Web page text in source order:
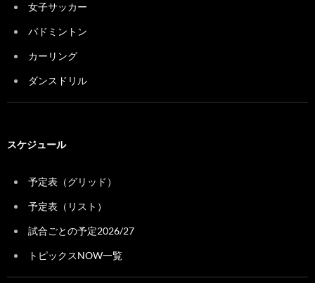
女子サッカー
バドミントン
カーリング
ダンスドリル
スケジュール
予定表（グリッド）
予定表（リスト）
試合ごとの予定2026/27
トピックスNOW一覧